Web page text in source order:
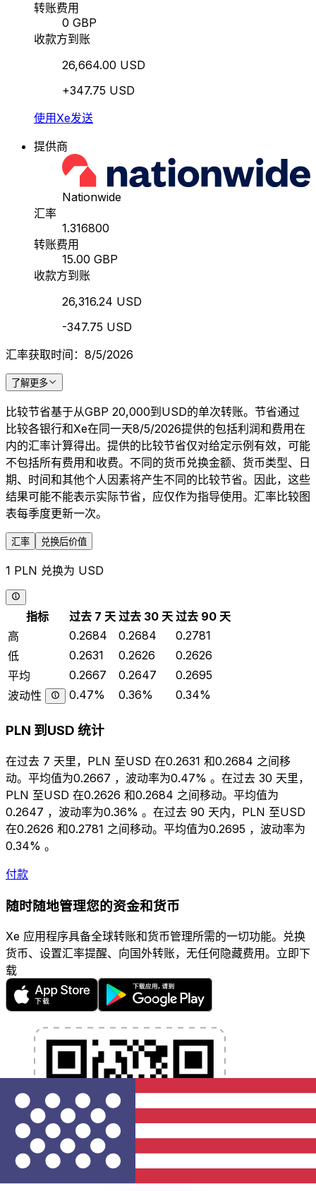
转账费用
0 GBP
收款方到账
26,664.00 USD
+347.75 USD
使用Xe发送
提供商
Nationwide
汇率
1.316800
转账费用
15.00 GBP
收款方到账
26,316.24 USD
-347.75 USD
汇率获取时间：8/5/2026
了解更多
比较节省基于从GBP 20,000到USD的单次转账。节省通过
比较各银行和Xe在同一天8/5/2026提供的包括利润和费用在
内的汇率计算得出。提供的比较节省仅对给定示例有效，可能
不包括所有费用和收费。不同的货币兑换金额、货币类型、日
期、时间和其他个人因素将产生不同的比较节省。因此，这些
结果可能不能表示实际节省，应仅作为指导使用。汇率比较图
表每季度更新一次。
汇率 兑换后价值
1 PLN 兑换为 USD
指标 过去 7 天 过去 30 天 过去 90 天
高
0.2684 0.2684
0.2781
低
0.2631 0.2626
0.2626
平均
0.2667 0.2647
0.2695
波动性
0.47% 0.36% 0.34%
PLN 到USD 统计
在过去 7 天里，PLN 至USD 在0.2631 和0.2684 之间移
动。平均值为0.2667 ，波动率为0.47% 。在过去 30 天里，
PLN 至USD 在0.2626 和0.2684 之间移动。平均值为
0.2647 ，波动率为0.36% 。在过去 90 天内，PLN 至USD
在0.2626 和0.2781 之间移动。平均值为0.2695 ，波动率为
0.34% 。
付款
随时随地管理您的资金和货币
Xe 应用程序具备全球转账和货币管理所需的一切功能。兑换
货币、设置汇率提醒、向国外转账，无任何隐藏费用。立即下
载